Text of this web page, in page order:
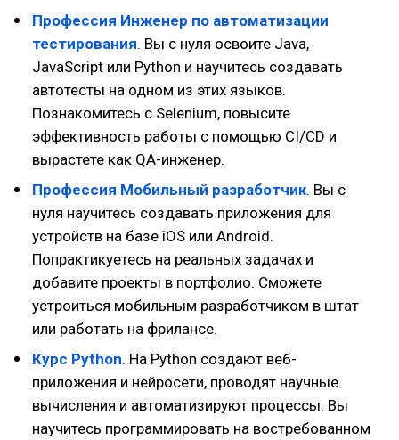
Профессия Инженер по автоматизации
тестирования. Вы с нуля освоите Java,
JavaScript или Python и научитесь создавать
автотесты на одном из этих языков.
Познакомитесь с Selenium, повысите
эффективность работы с помощью CI/CD и
вырастете как QA-инженер.
Профессия Мобильный разработчик. Вы с
нуля научитесь создавать приложения для
устройств на базе iOS или Android.
Попрактикуетесь на реальных задачах и
добавите проекты в портфолио. Сможете
устроиться мобильным разработчиком в штат
или работать на фрилансе.
Курс Python. На Python создают веб-
приложения и нейросети, проводят научные
вычисления и автоматизируют процессы. Вы
научитесь программировать на востребованном